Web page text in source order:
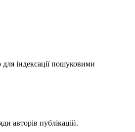
для індексації пошуковими
авторів публікацій.